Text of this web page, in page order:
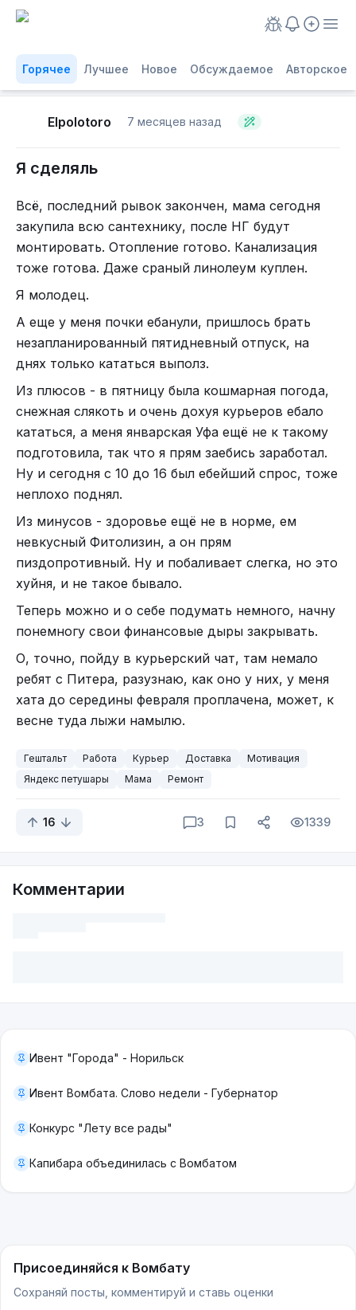
Горячее Лучшее Новое Обсуждаемое Авторское
Elpolotoro 7 месяцев назад
Я сделяль
Всё, последний рывок закончен, мама сегодня
закупила всю сантехнику, после НГ будут
монтировать. Отопление готово. Канализация
тоже готова. Даже сраный линолеум куплен.
Я молодец.
А еще у меня почки ебанули, пришлось брать
незапланированный пятидневный отпуск, на
днях только кататься выполз.
Из плюсов - в пятницу была кошмарная погода,
снежная слякоть и очень дохуя курьеров ебало
кататься, а меня январская Уфа ещё не к такому
подготовила, так что я прям заебись заработал.
Ну и сегодня с 10 до 16 был ебейший спрос, тоже
неплохо поднял.
Из минусов - здоровье ещё не в норме, ем
невкусный Фитолизин, а он прям
пиздопротивный. Ну и побаливает слегка, но это
хуйня, и не такое бывало.
Теперь можно и о себе подумать немного, начну
понемногу свои финансовые дыры закрывать.
О, точно, пойду в курьерский чат, там немало
ребят с Питера, разузнаю, как оно у них, у меня
хата до середины февраля проплачена, может, к
весне туда лыжи намылю.
Гештальт Работа Курьер Доставка
Мотивация
Яндекс петушары
Мама Ремонт
16 3 1339
Комментарии
Ивент "Города" - Норильск
Ивент Вомбата. Слово недели - Губернатор
Конкурс "Лету все рады"
Капибара объединилась с Вомбатом
Присоединяйся к Вомбату
Сохраняй посты, комментируй и ставь оценки